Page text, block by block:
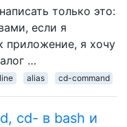
только это:
если я
приложение, я хочу
…
alias cd-command
cd- в bash и